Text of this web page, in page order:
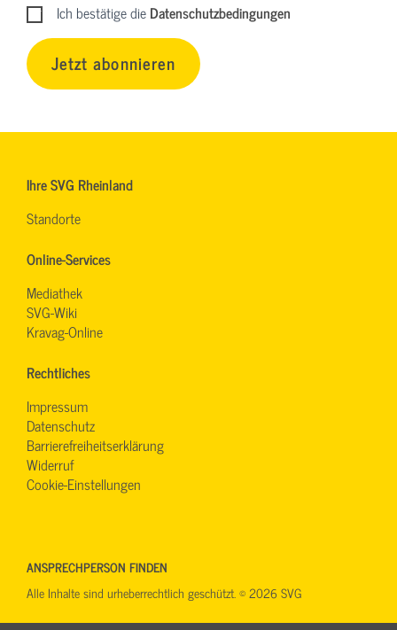
Ich bestätige dieDatenschutzbedingungen
Jetzt abonnieren
Ihre SVG Rheinland
Standorte
Online-Services
Mediathek
SVG-Wiki
Kravag-Online
Rechtliches
Impressum
Datenschutz
Barrierefreiheitserklärung
Widerruf
Cookie-Einstellungen
ANSPRECHPERSON FINDEN
Alle Inhalte sind urheberrechtlich geschützt. © 2026 SVG